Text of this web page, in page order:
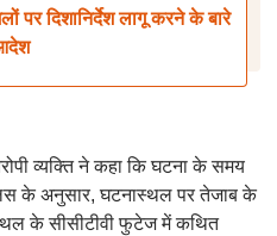
पर दिशानिर्देश लागू करने के बारे
व्यक्ति ने कहा कि घटना के समय
के अनुसार, घटनास्थल पर तेजाब के
के सीसीटीवी फुटेज में कथित